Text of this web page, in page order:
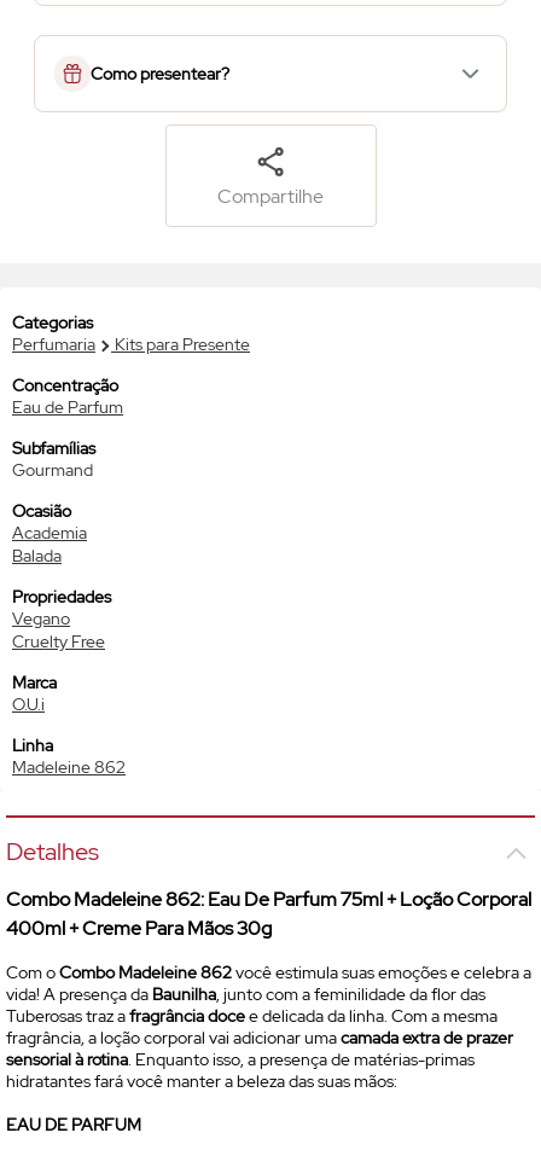
Como presentear?
Compartilhe
Categorias
Perfumaria
Kits para Presente
Concentração
Eau de Parfum
Subfamílias
Gourmand
Ocasião
Academia
Balada
Propriedades
Vegano
Cruelty Free
Marca
O.U.i
Linha
Madeleine 862
Detalhes
Combo Madeleine 862:Eau De Parfum75ml + Loção Corporal
400ml + Creme Para Mãos 30g
Com oCombo Madeleine 862você estimula suas emoções e celebra a
vida! A presença da Baunilha, junto com a feminilidade da flor das
Tuberosas traz afragrância docee delicada da linha. Com a mesma
fragrância, a loção corporal vai adicionar umacamada extra de prazer
sensorial à rotina. Enquanto isso, a presença de matérias-primas
hidratantes fará você manter a beleza das suas mãos:
EAU DE PARFUM